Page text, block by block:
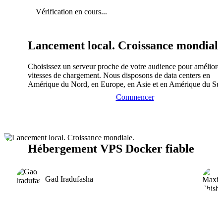
Vérification en cours...
Lancement local. Croissance
Choisissez un serveur proche de votre audience pour
vitesses de chargement. Nous disposons de data centers en
Amérique du Nord, en Europe, en Asie et en Amérique du
Commencer
Hébergement VPS Docker fiable
Gad Iradufasha